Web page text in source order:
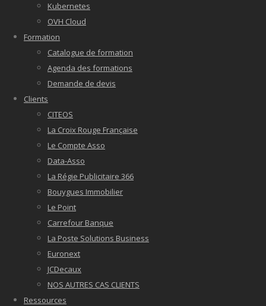
Kubernetes
OVH Cloud
Formation
Catalogue de formation
Agenda des formations
Demande de devis
Clients
CITEOS
La Croix Rouge Française
Le Compte Asso
Data-Asso
La Régie Publicitaire 366
Bouygues Immobilier
Le Point
Carrefour Banque
La Poste Solutions Business
Euronext
JCDecaux
NOS AUTRES CAS CLIENTS
Ressources